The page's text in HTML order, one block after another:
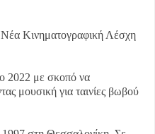
Κινηματογραφική Λέσχη
2022 με σκοπό να
μουσική για ταινίες βωβού